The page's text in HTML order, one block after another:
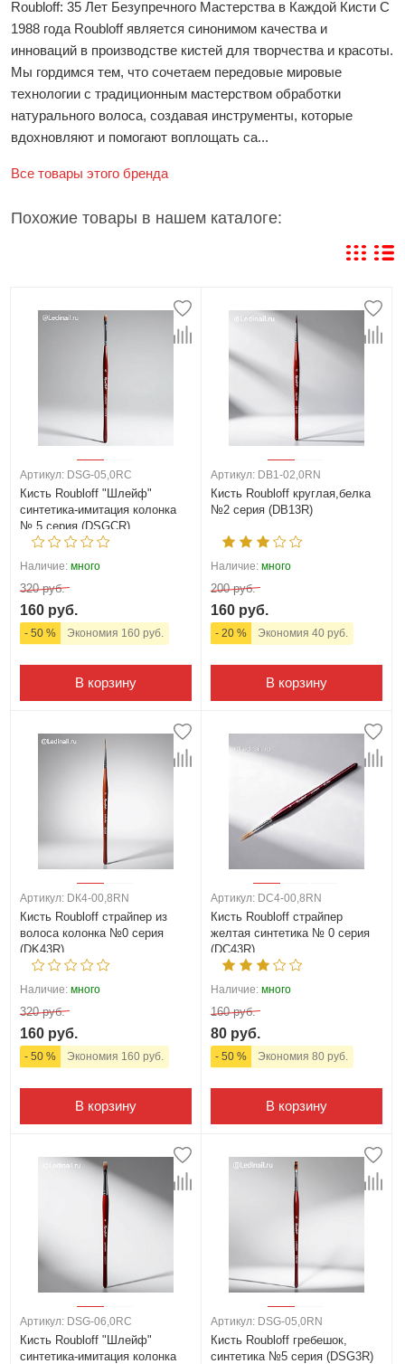
Roubloff: 35 Лет Безупречного Мастерства в Каждой Кисти С
1988 года Roubloff является синонимом качества и
инноваций в производстве кистей для творчества и красоты.
Мы гордимся тем, что сочетаем передовые мировые
технологии с традиционным мастерством обработки
натурального волоса, создавая инструменты, которые
вдохновляют и помогают воплощать са...
Все товары этого бренда
Похожие товары в нашем каталоге:
Артикул: DSG-05,0RC
Кисть Roubloff "Шлейф"
синтетика-имитация колонка
№ 5 серия (DSGCR)
Наличие: много
320 руб.
160 руб.
- 50 % Экономия 160 руб.
В корзину
Артикул: DB1-02,0RN
Кисть Roubloff круглая,белка
№2 серия (DB13R)
Наличие: много
200 руб.
160 руб.
- 20 % Экономия 40 руб.
В корзину
Артикул: DК4-00,8RN
Кисть Roubloff страйпер из
волоса колонка №0 серия
(DK43R)
Наличие: много
320 руб.
160 руб.
- 50 % Экономия 160 руб.
В корзину
Артикул: DС4-00,8RN
Кисть Roubloff страйпер
желтая синтетика № 0 серия
(DC43R)
Наличие: много
160 руб.
80 руб.
- 50 % Экономия 80 руб.
В корзину
Артикул: DSG-06,0RC
Кисть Roubloff "Шлейф"
синтетика-имитация колонка
Артикул: DSG-05,0RN
Кисть Roubloff гребешок,
синтетика №5 серия (DSG3R)